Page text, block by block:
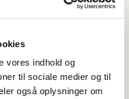
vores indhold og
til sociale medier og til
også oplysninger om